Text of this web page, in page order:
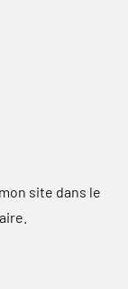
site dans le